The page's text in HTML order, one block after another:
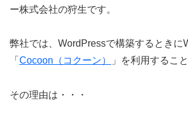
ー株式会社の狩生です。
弊社では、WordPressで構築するときに
「 Cocoon（コクーン） 」を利用するこ
その理由は・・・